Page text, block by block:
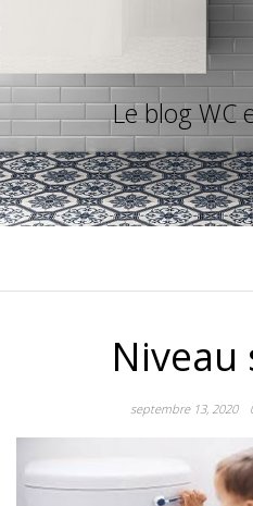
Le blog WC
septembre 13, 2020